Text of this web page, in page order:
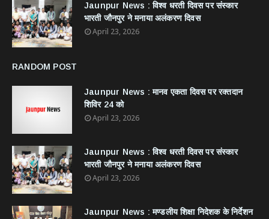
Jaunpur News : विश्व धरती दिवस पर संस्कार
भारती जौनपुर ने मनाया अलंकरण दिवस
April 23, 2026
RANDOM POST
Jaunpur News : ​मानव एकता दिवस पर रक्तदान
शिविर 24 को
April 23, 2026
Jaunpur News : विश्व धरती दिवस पर संस्कार
भारती जौनपुर ने मनाया अलंकरण दिवस
April 23, 2026
Jaunpur News : ​मण्डलीय शिक्षा निदेशक के निर्देशन